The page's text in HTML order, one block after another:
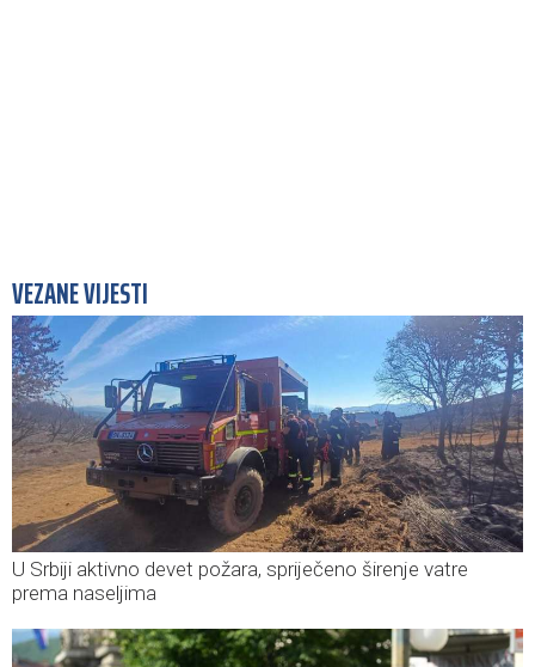
VEZANE VIJESTI
U Srbiji aktivno devet požara, spriječeno širenje vatre
prema naseljima